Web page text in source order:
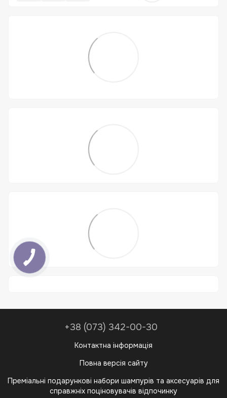
+38 (073) 342-00-30
Контактна інформація
Повна версія сайту
Преміальні подарункові набори шампурів та аксесуарів для
справжніх поціновувачів відпочинку